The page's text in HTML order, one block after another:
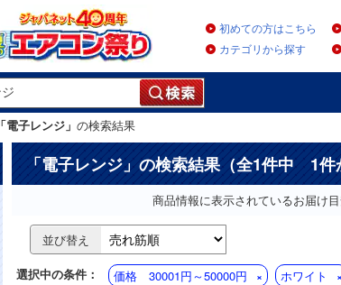
初めての方はこちら
カテゴリから探す
「電子レンジ」 の検索結果
「電子レンジ 」の検索結果（全1件中 1件
商品情報に表示されているお届け目
並び替え
選択中の条件： 価格 30001円～50000円 ホワイト